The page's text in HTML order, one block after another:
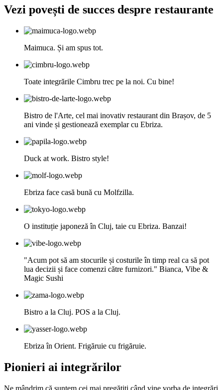
Vezi povești de succes despre restaurante
Maimuca. Și am spus tot.
Toate integrările Cimbru trec pe la noi. Cu bine!
Bistro de l'Arte, cel mai inovativ restaurant din Brașov, de 5
ani vinde și gestionează exemplar cu Ebriza.
Duck at work. Bistro style!
Ebriza face casă bună cu Molfzilla.
O instituție japoneză în Cluj, taie cu Ebriza. Banzai!
"Acum pot să am stocurile și costurile în timp real ca să pot
lua decizii și face comenzi către furnizori." Bianca, Vibe &
Magic Sushi
Bistro a la Cluj. POS a la Cluj.
Ebriza în Orient. Frigăruie cu frigăruie.
Pionieri ai integrărilor
Ne mândrim că suntem cei mai pregătiți când vine vorba de integrări